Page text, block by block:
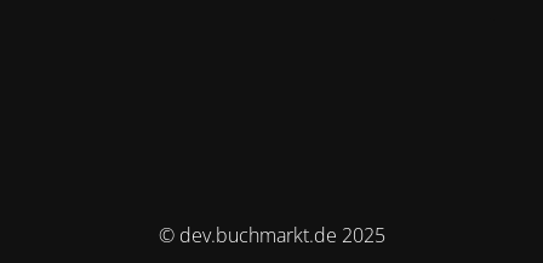
© dev.buchmarkt.de 2025